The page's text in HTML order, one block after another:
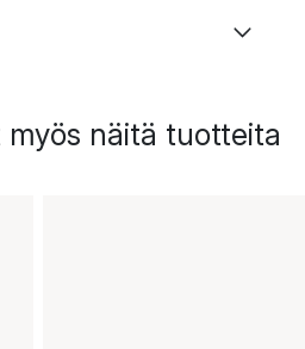
myös näitä tuotteita